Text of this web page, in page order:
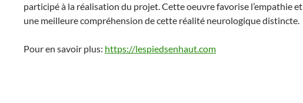
participé à la réalisation du projet. Cette oeuvrefavorise l’empathie et
une meilleure compréhension de cette réalité neurologiquedistincte.
Pour en savoir plus: https://lespiedsenhaut.com